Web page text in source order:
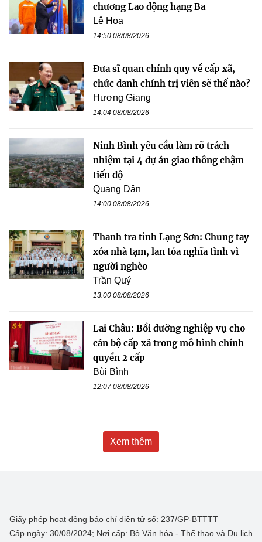
chương Lao động hạng Ba
Lê Hoa
14:50 08/08/2026
Đưa sĩ quan chính quy về cấp xã,
chức danh chính trị viên sẽ thế nào?
Hương Giang
14:04 08/08/2026
Ninh Bình yêu cầu làm rõ trách
nhiệm tại 4 dự án giao thông chậm
tiến độ
Quang Dân
14:00 08/08/2026
Thanh tra tỉnh Lạng Sơn: Chung tay
xóa nhà tạm, lan tỏa nghĩa tình vì
người nghèo
Trần Quý
13:00 08/08/2026
Lai Châu: Bồi dưỡng nghiệp vụ cho
cán bộ cấp xã trong mô hình chính
quyền 2 cấp
Bùi Bình
12:07 08/08/2026
Xem thêm
Giấy phép hoạt động báo chí điện tử số: 237/GP-BTTTT
Cấp ngày: 30/08/2024; Nơi cấp: Bộ Văn hóa - Thể thao và Du lịch